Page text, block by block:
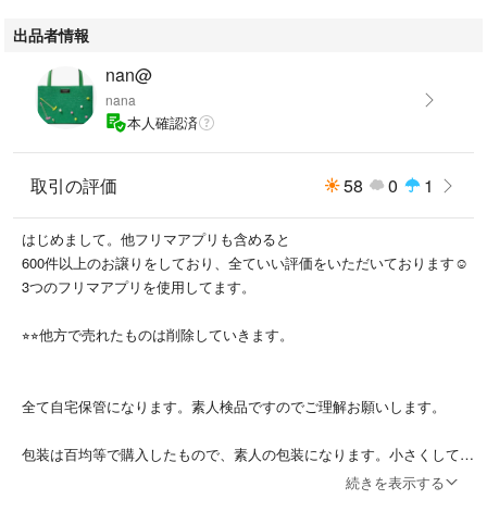
出品者情報
nan@
nana
本人確認済
取引の評価 58 0 1
はじめまして。他フリマアプリも含めると
600件以上のお譲りをしており、全ていい評価をいただいております☺︎
3つのフリマアプリを使用してます。
︎⭐︎⭐︎他方で売れたものは削除していきます。
全て自宅保管になります。素人検品ですのでご理解お願いします。
包装は百均等で購入したもので、素人の包装になります。小さくして発
続きを表示する